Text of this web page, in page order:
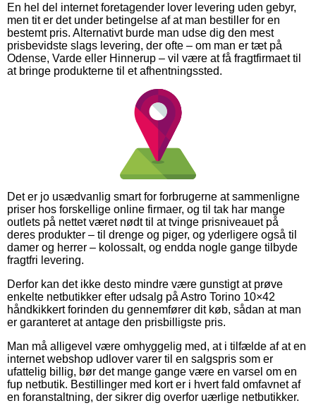
En hel del internet foretagender lover levering uden gebyr,
men tit er det under betingelse af at man bestiller for en
bestemt pris. Alternativt burde man udse dig den mest
prisbevidste slags levering, der ofte – om man er tæt på
Odense, Varde eller Hinnerup – vil være at få fragtfirmaet til
at bringe produkterne til et afhentningssted.
Det er jo usædvanlig smart for forbrugerne at sammenligne
priser hos forskellige online firmaer, og til tak har mange
outlets på nettet været nødt til at tvinge prisniveauet på
deres produkter – til drenge og piger, og yderligere også til
damer og herrer – kolossalt, og endda nogle gange tilbyde
fragtfri levering.
Derfor kan det ikke desto mindre være gunstigt at prøve
enkelte netbutikker efter udsalg på Astro Torino 10×42
håndkikkert forinden du gennemfører dit køb, sådan at man
er garanteret at antage den prisbilligste pris.
Man må alligevel være omhyggelig med, at i tilfælde af at en
internet webshop udlover varer til en salgspris som er
ufattelig billig, bør det mange gange være en varsel om en
fup netbutik. Bestillinger med kort er i hvert fald omfavnet af
en foranstaltning, der sikrer dig overfor uærlige netbutikker.